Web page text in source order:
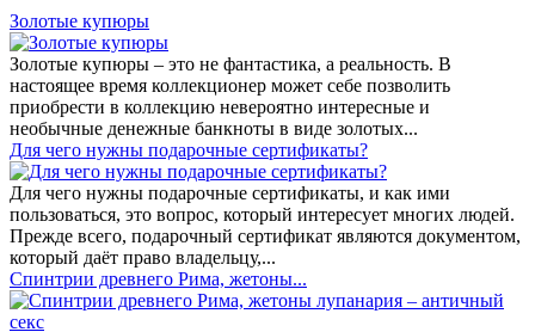
Золотые купюры
Золотые купюры – это не фантастика, а реальность. В
настоящее время коллекционер может себе позволить
приобрести в коллекцию невероятно интересные и
необычные денежные банкноты в виде золотых...
​Для чего нужны подарочные сертификаты?
Для чего нужны подарочные сертификаты, и как ими
пользоваться, это вопрос, который интересует многих людей.
Прежде всего, подарочный сертификат являются документом,
который даёт право владельцу,...
Спинтрии древнего Рима, жетоны...